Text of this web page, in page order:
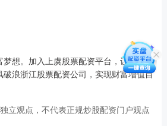
想。加入上虞股票配资平台，让专业团
浪浙江股票配资公司，实现财富增值目
立观点，不代表正规炒股配资门户观点